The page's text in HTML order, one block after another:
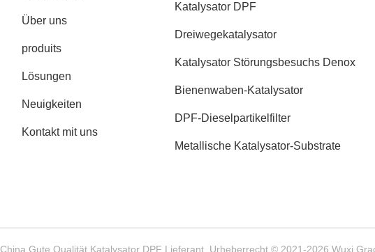
Über uns
produits
Lösungen
Neuigkeiten
Kontakt mit uns
Katalysator DPF
Dreiwegekatalysator
Katalysator Störungsbesuchs Denox
Bienenwaben-Katalysator
DPF-Dieselpartikelfilter
Metallische Katalysator-Substrate
China Gute Qualität Katalysator DPF Lieferant. Urheberrecht © 2021-2026 Wuxi